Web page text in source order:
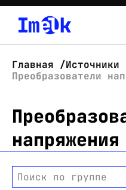
Главная
Источники
Преобразователи
напряжения
Поиск по группе